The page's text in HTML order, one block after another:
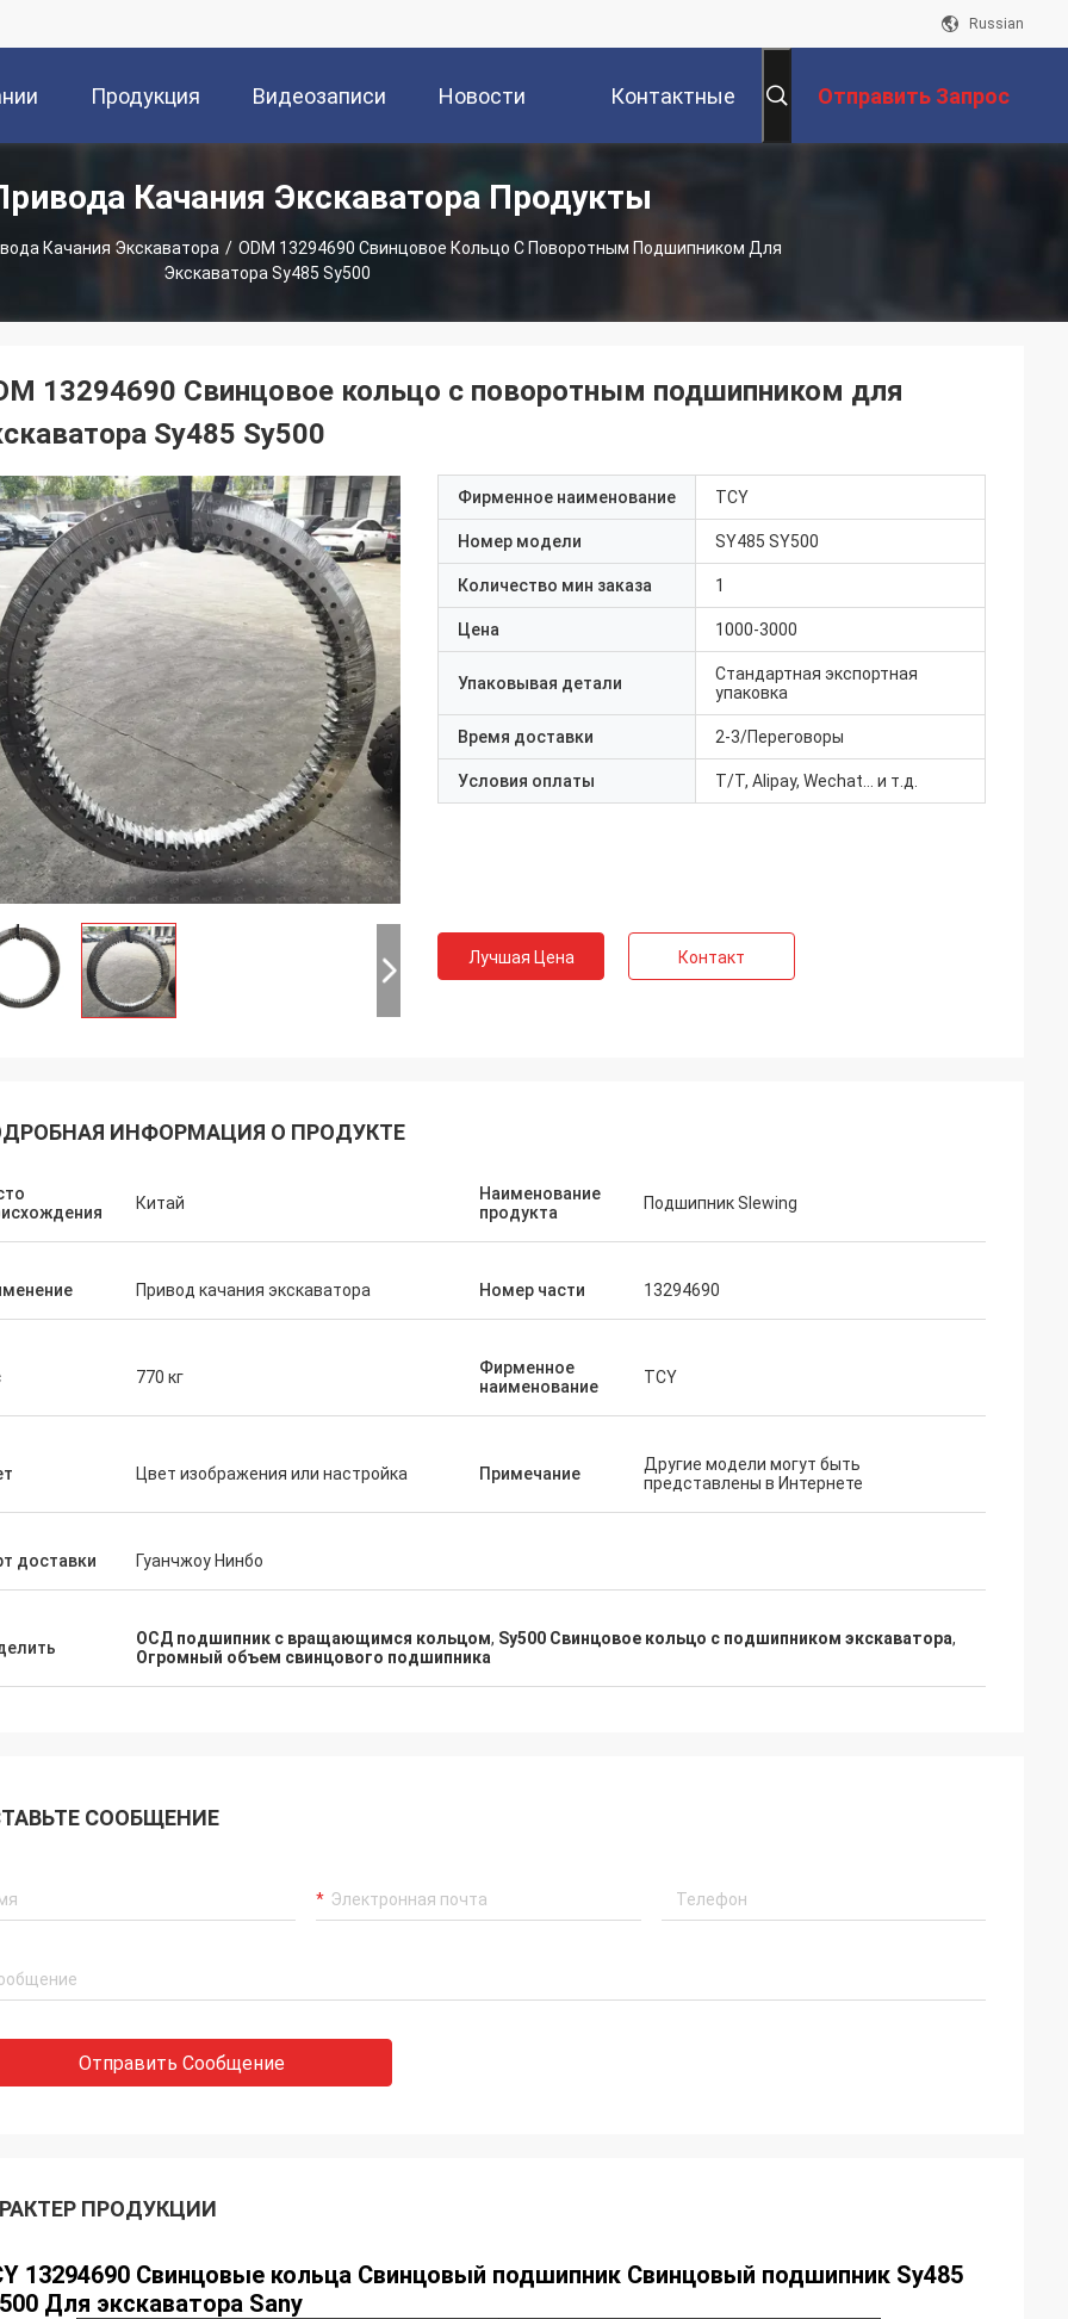
Russian
Продукция Видеозаписи Новости Контактные Отправить Запрос
Качания Экскаватора Продукты
Качания Экскаватора / ODM 13294690 Свинцовое Кольцо С Поворотным Подшипником Для
Экскаватора Sy485 Sy500
13294690 Свинцовое кольцо с поворотным подшипником для
Sy485 Sy500
Фирменное наименование TCY
Номер модели SY485 SY500
Количество мин заказа 1
Цена 1000-3000
Упаковывая детали
Стандартная экспортная
упаковка
Время доставки 2-3/Переговоры
Условия оплаты T/T, Alipay, Wechat... и т.д.
Лучшая Цена Контакт
ИНФОРМАЦИЯ О ПРОДУКТЕ
Китай
Наименование
продукта
Подшипник Slewing
Привод качания экскаватора Номер части 13294690
770 кг
Фирменное
наименование
TCY
Цвет изображения или настройка Примечание
Другие модели могут быть
представлены в Интернете
доставки Гуанчжоу Нинбо
ОСД подшипник с вращающимся кольцом, Sy500 Свинцовое кольцо с подшипником экскаватора,
Огромный объем свинцового подшипника
СООБЩЕНИЕ
Отправить Сообщение
ПРОДУКЦИИ
13294690 Свинцовые кольца Свинцовый подшипник Свинцовый подшипник Sy485
Для экскаватора Sany